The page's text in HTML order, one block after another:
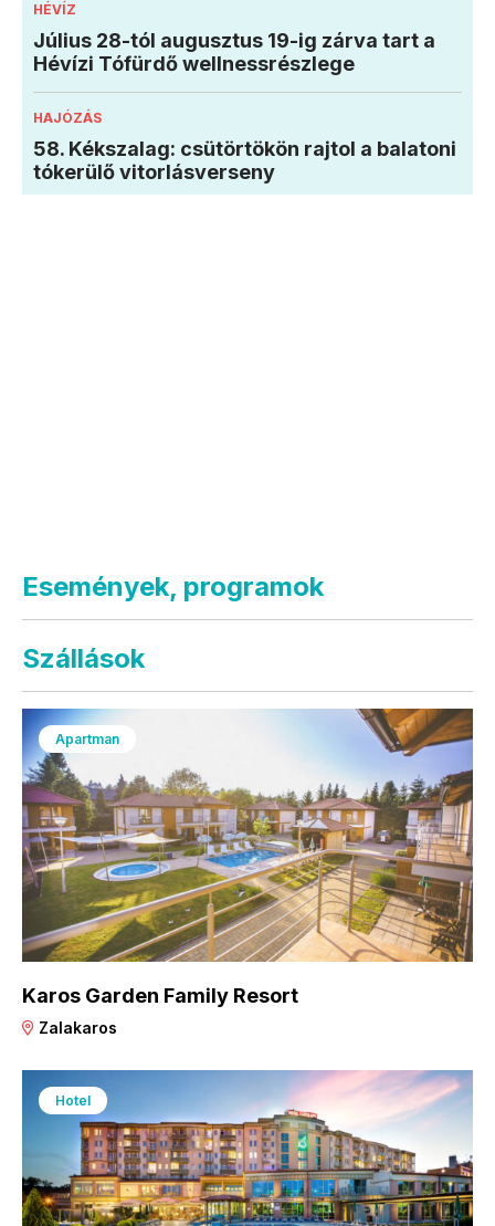
HÉVÍZ
Július 28-tól augusztus 19-ig zárva tart a
Hévízi Tófürdő wellnessrészlege
HAJÓZÁS
58. Kékszalag: csütörtökön rajtol a balatoni
tókerülő vitorlásverseny
Események, programok
Szállások
Apartman
Karos Garden Family Resort
Zalakaros
Hotel